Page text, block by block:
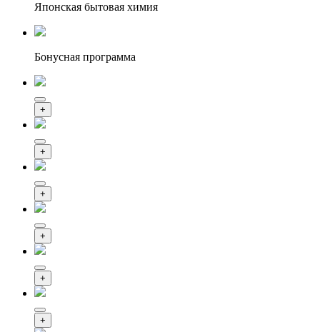
Японская бытовая химия
Бонусная программа
+
+
+
+
+
+